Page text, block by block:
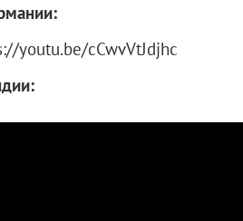
youtu.be/cCwvVtJdjhc